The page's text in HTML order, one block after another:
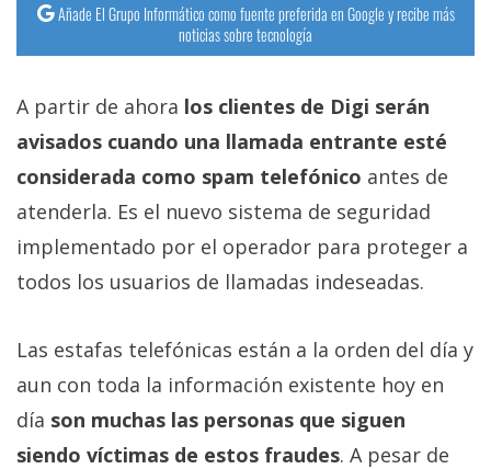
Añade El Grupo Informático como fuente preferida en Google y recibe más
noticias sobre tecnología
A partir de ahora los clientes de Digi serán
avisados cuando una llamada entrante esté
considerada como spam telefónico antes de
atenderla. Es el nuevo sistema de seguridad
implementado por el operador para proteger a
todos los usuarios de llamadas indeseadas.
Las estafas telefónicas están a la orden del día y
aun con toda la información existente hoy en
día son muchas las personas que siguen
siendo víctimas de estos fraudes. A pesar de